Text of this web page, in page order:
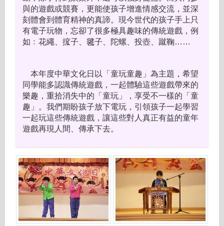
與的遊戲或競賽，更能使孩子增進情感交流，並深
刻體會到體育精神的真諦。現今世代的孩子手上只
有電子玩物，忘卻了很多極具趣味的傳統遊戲，例
如﹕花繩、搲子、毽子、陀螺、投壺、蹴鞠……
本年度中華文化日以「童玩童趣」為主題，希望
同學能多認識傳統遊戲，一起體驗這些遊戲帶來的
樂趣，重拾消失中的「童玩」，享受不一樣的「童
趣」。我們期盼孩子放下電玩，引領孩子一起學習
一起玩這些傳統遊戲，讓這些對人真正有益的童年
遊戲再現人間、傳承下去。